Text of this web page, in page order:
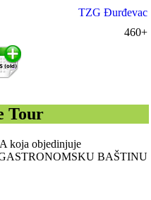
TZG Đurđevac
460+
Tour
koja objedinjuje
BAŠTINU